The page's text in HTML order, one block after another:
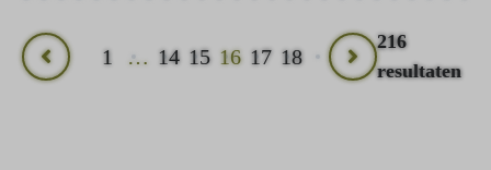
Vorige
1 … 14 15 16 17 18
Volgende
216
resultaten